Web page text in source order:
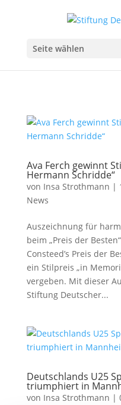
Seite wählen
Ava Ferch gewinnt
Hermann Schridde“
von Insa Strothmann |
News
Auszeichnung für
beim „Preis der
Consteed’s Preis der
ein Stilpreis „in
vergeben. Mit dieser
Stiftung Deutscher...
Deutschlands U25
triumphiert in
von Insa Strothmann |